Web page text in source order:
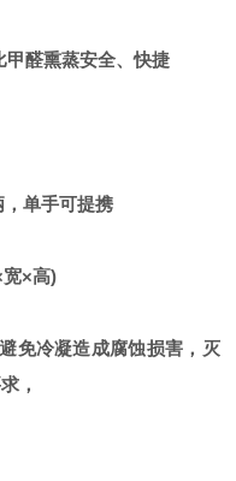
甲醛熏蒸安全、快捷
单手可提携
×高)
免冷凝造成腐蚀损害，灭
，